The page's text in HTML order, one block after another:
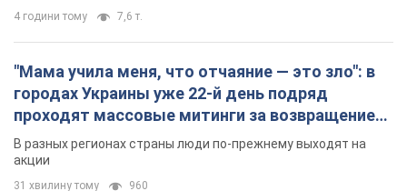
4 години тому 7,6 т.
"Мама учила меня, что отчаяние — это зло": в
городах Украины уже 22-й день подряд
проходят массовые митинги за возвращение
Федорова. Фото и видео
В разных регионах страны люди по-прежнему выходят на
акции
31 хвилину тому 960